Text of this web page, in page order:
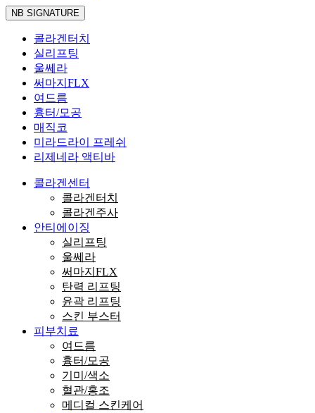
NB SIGNATURE
콜라겐터치
실리프팅
울쎄라
써마지FLX
여드름
흉터/모공
매직코
미라드라이 프레쉬
리제네라 액티바
콜라겐센터
콜라겐터치
콜라겐주사
안티에이징
실리프팅
울쎄라
써마지FLX
탄력 리프팅
윤곽 리프팅
스킨 부스터
피부치료
여드름
흉터/모공
기미/색소
혈관/홍조
메디컬 스킨케어